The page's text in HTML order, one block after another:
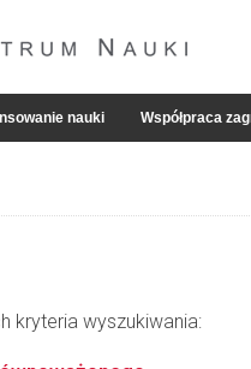
nauki Współpraca
kryteria wyszukiwania: